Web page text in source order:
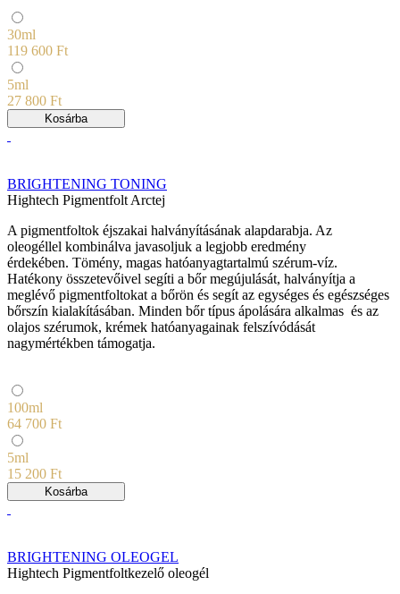
30ml
119 600 Ft
5ml
27 800 Ft
Kosárba
BRIGHTENING TONING
Hightech Pigmentfolt Arctej
A pigmentfoltok éjszakai halványításának alapdarabja. Az
oleogéllel kombinálva javasoljuk a legjobb eredmény
érdekében. Tömény, magas hatóanyagtartalmú szérum-víz.
Hatékony összetevőivel segíti a bőr megújulását, halványítja a
meglévő pigmentfoltokat a bőrön és segít az egységes és egészséges
bőrszín kialakításában. Minden bőr típus ápolására alkalmas és az
olajos szérumok, krémek hatóanyagainak felszívódását
nagymértékben támogatja.
100ml
64 700 Ft
5ml
15 200 Ft
Kosárba
BRIGHTENING OLEOGEL
Hightech Pigmentfoltkezelő oleogél